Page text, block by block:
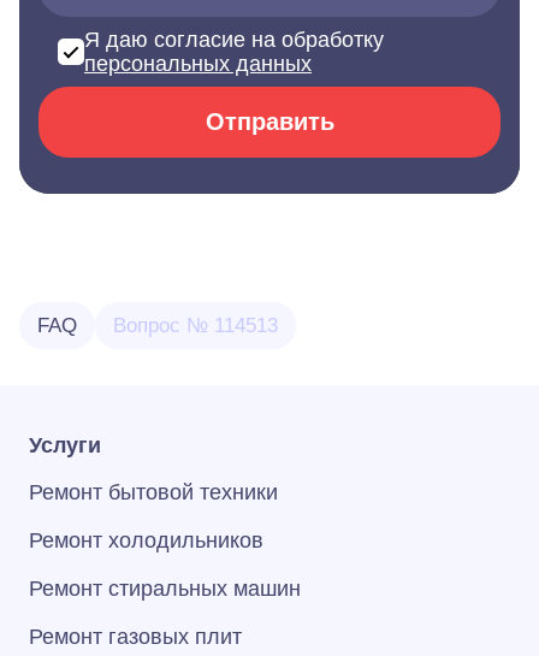
Я даю согласие на обработку
персональных данных
Отправить
FAQ Вопрос № 114513
Услуги
Ремонт бытовой техники
Ремонт холодильников
Ремонт стиральных машин
Ремонт газовых плит